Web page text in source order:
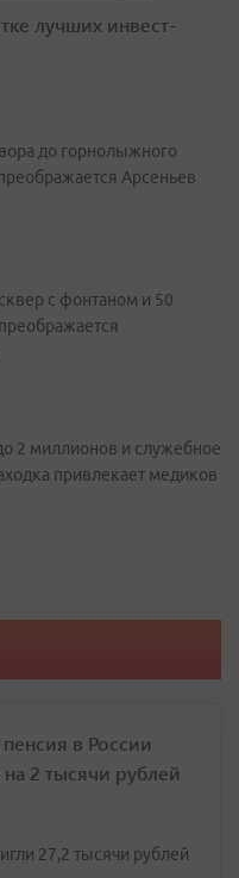
лучших инвест-
до горнолыжного
Арсеньев
с фонтаном и 50
2 миллионов и служебное
привлекает медиков
в России
2 тысячи рублей
27,2 тысячи рублей